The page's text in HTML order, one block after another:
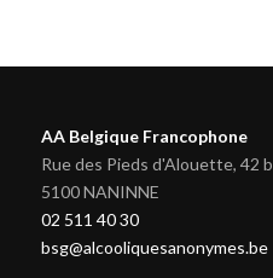
AA Belgique Francophone
Rue des Pieds d'Alouette, 42 b
5100 NANINNE
02 511 40 30
bsg@alcooliquesanonymes.be